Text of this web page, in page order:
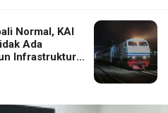
Normal, KAI
Ada
Infrastruktur